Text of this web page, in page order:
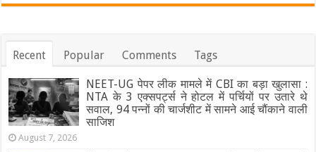
Recent Popular Comments Tags
NEET-UG पेपर लीक मामले में CBI का बड़ा खुलासा :
NTA के 3 एक्सपर्ट्स ने होटल में पर्चियों पर उतारे थे
सवाल, 94 पन्नों की चार्जशीट में सामने आई चौंकाने वाली
साजिश
August 7, 2026